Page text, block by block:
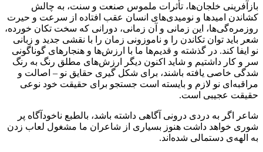
بازآفرینی خلجان‌ها، تأثرات ملموس صنعت و سنت، به چالش
کشاندن امیدها و نومیدی‌های انسان عقب افتاده از سرعت و حیرت
روزمره‌گی‌ها، این زمانی و آن زمانی، دورانی که سخت تکان خورده،
شعر باید توان تکاندن را و ناموزونی زمان را با نقشی جدید و زبانی
نو ایفا کند. در گذشته و قدیم‌ها ما با ارزش‌ها و هنجارهای گوناگونی
سر و کار داشتیم و شاید اکنون دیگر ارزش‌های مطلق رنگ به رنگ
شدگی خاصی یافته باشند، برای شکل گیری حقایق نو – اصالت و
مراقبه‌ای نو لازم و بایسته است جستجو برای حقیقت خود نوعی
حقیقت عجیبی است.
شاعر اگر به دردی درونی آگاهی داشته باشد، بالطبع ناخودآگاه پر
شوری خواهد داشت هنوز بسیاری از شاعران ما مشغول لعاب زدن
به الهه‌ی دستمالی شده‌اند.